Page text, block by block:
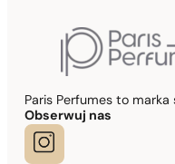
Paris Perfumes to
Obserwuj nas